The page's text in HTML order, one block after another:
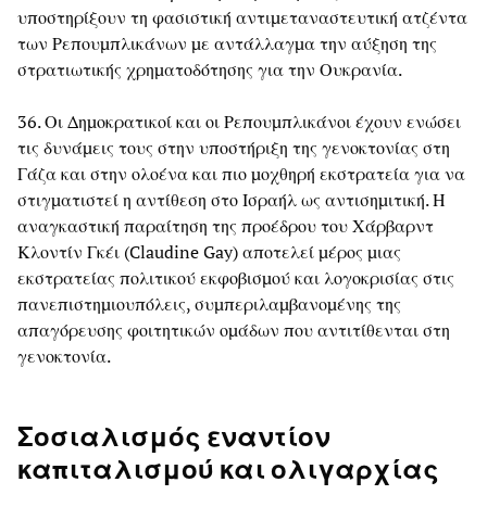
υποστηρίξουν τη φασιστική αντιμεταναστευτική ατζέντα
των Ρεπουμπλικάνων με αντάλλαγμα την αύξηση της
στρατιωτικής χρηματοδότησης για την Ουκρανία.
36. Οι Δημοκρατικοί και οι Ρεπουμπλικάνοι έχουν ενώσει
τις δυνάμεις τους στην υποστήριξη της γενοκτονίας στη
Γάζα και στην ολοένα και πιο μοχθηρή εκστρατεία για να
στιγματιστεί η αντίθεση στο Ισραήλ ως αντισημιτική. Η
αναγκαστική παραίτηση της προέδρου του Χάρβαρντ
Κλοντίν Γκέι (Claudine Gay) αποτελεί μέρος μιας
εκστρατείας πολιτικού εκφοβισμού και λογοκρισίας στις
πανεπιστημιουπόλεις, συμπεριλαμβανομένης της
απαγόρευσης φοιτητικών ομάδων που αντιτίθενται στη
γενοκτονία.
Σοσιαλισμός εναντίον
καπιταλισμού και ολιγαρχίας